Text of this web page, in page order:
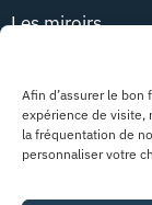
Afin d’assurer le
expérience de visite,
la fréquentation de
personnaliser votre
Les miroirs
Restauration
Contact